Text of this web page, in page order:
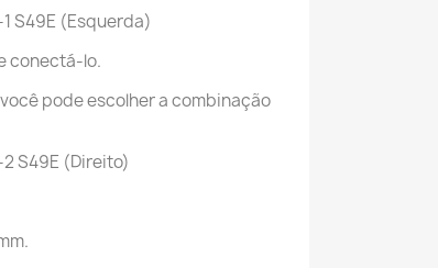
S49E (Esquerda)
conectá-lo.
pode escolher a combinação
S49E (Direito)